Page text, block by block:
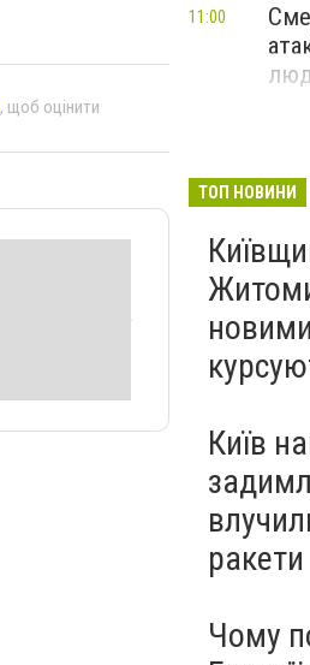
, щоб оцінити
11:00
ТОП НОВИНИ
Київ
ракети
Чому